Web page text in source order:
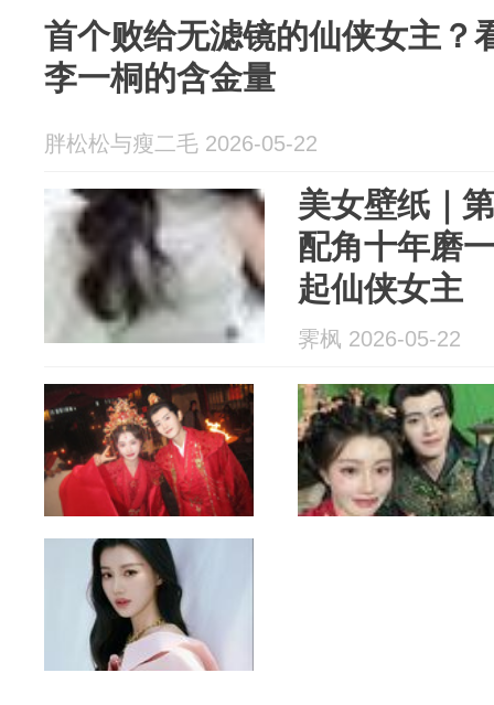
首个败给无滤镜的仙侠女主？
李一桐的含金量
胖松松与瘦二毛 2026-05-22
美女壁纸｜
配角十年磨
起仙侠女主
霁枫 2026-05-22